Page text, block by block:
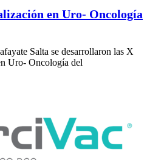
en Uro- Oncología
Salta se desarrollaron las X
Uro- Oncología del